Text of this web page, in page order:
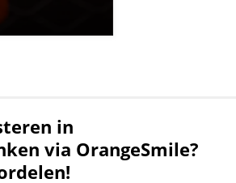
in
via OrangeSmile?